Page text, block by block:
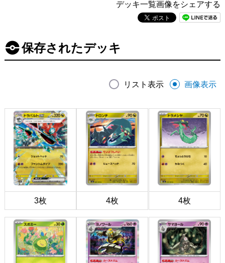
デッキ一覧画像をシェアする
保存されたデッキ
リスト表示 画像表示
3枚 4枚 4枚